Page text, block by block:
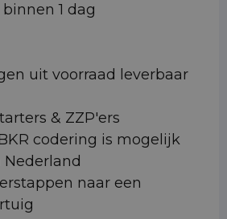
1 dag
uit voorraad leverbaar
& ZZP'ers
codering is mogelijk
Nederland
naar een